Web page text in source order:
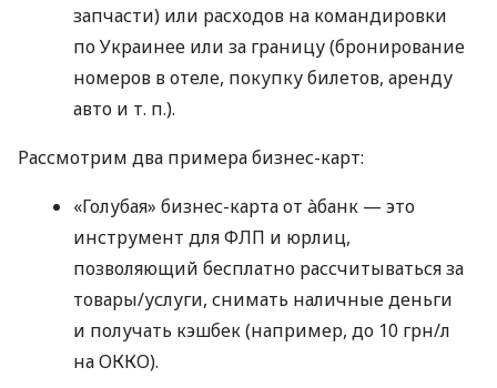
запчасти) или расходов на командировки
по Украинее или за границу (бронирование
номеров в отеле, покупку билетов, аренду
авто и т. п.).
Рассмотрим два примера бизнес-карт:
«Голубая» бизнес-карта от àбанк — это
инструмент для ФЛП и юрлиц,
позволяющий бесплатно рассчитываться за
товары/услуги, снимать наличные деньги
и получать кэшбек (например, до 10 грн/л
на ОККО).